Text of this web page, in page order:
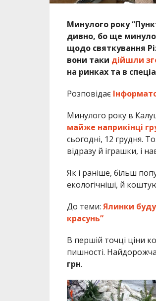
Минулого року
дивно, бо ще
щодо святкування
вони таки дійшли
на ринках та в
Розповідає
Минулого року в
майже наприкінці
сьогодні, 12 грудня.
відразу й іграшки, і
Як і раніше, більш
екологічніші, й
До теми: Ялинки
красунь”
В першій точці ціни
пишності.
грн.